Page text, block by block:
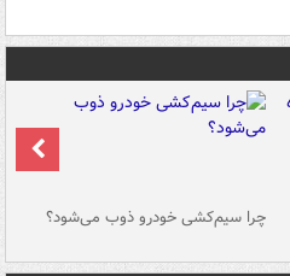
چرا سیم‌کشی خودرو ذوب می‌شود؟